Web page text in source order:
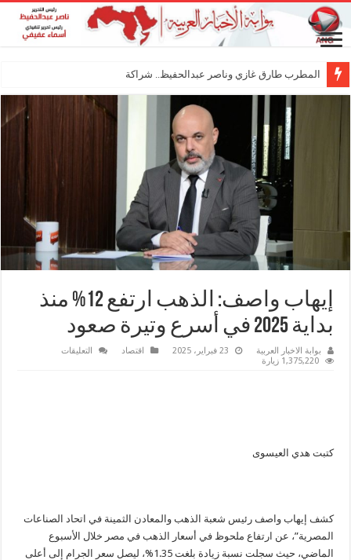
المطرب طارق غازي وناصر عبدالحفيظ.. شراكة فنية ترسم م
إيهاب واصف: الذهب ارتفع 12% منذ
بداية 2025 في أسرع وتيرة صعود
بوابة الاخبار العربية 23 فبراير، 2025 اقتصاد التعليقات
1,375,220 زيارة
كتبت هدي العيسوى
كشف إيهاب واصف رئيس شعبة الذهب والمعادن الثمينة في اتحاد الصناعات
المصرية”، عن ارتفاع ملحوظ في أسعار الذهب في مصر خلال الأسبوع
الماضي، حيث سجلت نسبة زيادة بلغت 1.35%، ليصل سعر الجرام إلى أعلى